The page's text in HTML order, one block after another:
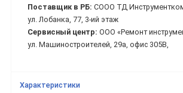
Поставщик в РБ: СООО ТД
ул. Лобанка, 77, 3-ий этаж
Сервисный центр: ООО «Ремонт
ул. Машиностроителей, 29а, офис 305В,
Характеристики